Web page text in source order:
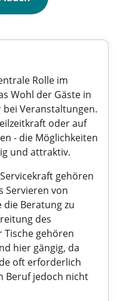
Rolle im
Wohl der Gäste in
bei Veranstaltungen.
oder auf
- die Möglichkeiten
und attraktiv.
gehören
Servieren von
die Beratung zu
des
Tische gehören
hier gängig, da
oft erforderlich
Beruf jedoch nicht